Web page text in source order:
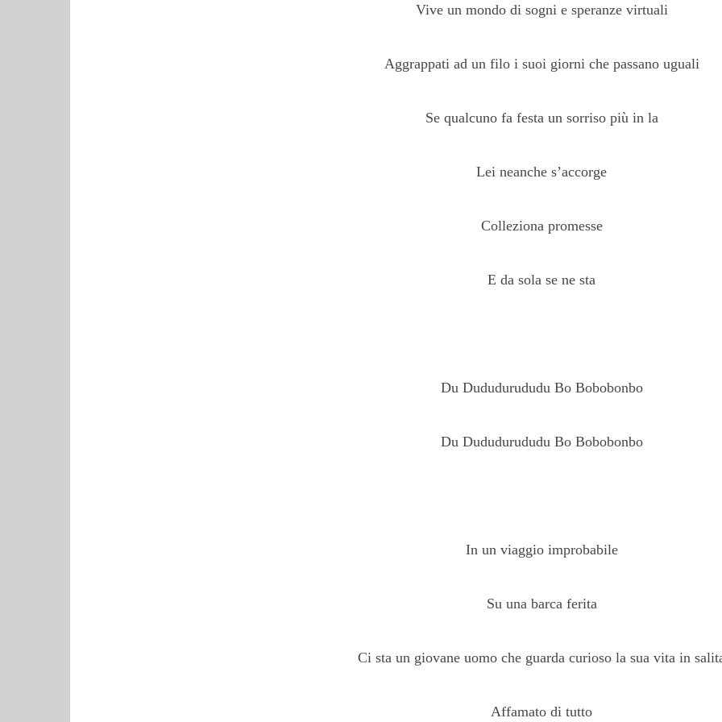
Vive un mondo di sogni e speranze virtuali
Aggrappati ad un filo i suoi giorni che passano uguali
Se qualcuno fa festa un sorriso più in la
Lei neanche s’accorge
Colleziona promesse
E da sola se ne sta
Du Dududurududu Bo Bobobonbo
Du Dududurududu Bo Bobobonbo
In un viaggio improbabile
Su una barca ferita
Ci sta un giovane uomo che guarda curioso la sua vita in
Affamato di tutto